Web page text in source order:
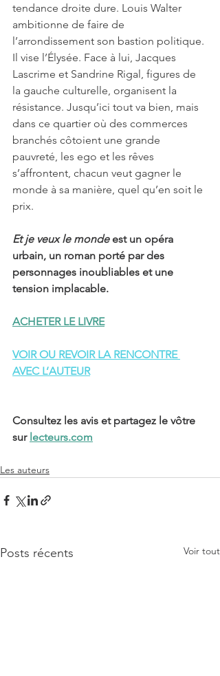
tendance droite dure. Louis Walter
ambitionne de faire de
l’arrondissement son bastion politique.
Il vise l’Élysée. Face à lui, Jacques
Lascrime et Sandrine Rigal, figures de
la gauche culturelle, organisent la
résistance. Jusqu’ici tout va bien, mais
dans ce quartier où des commerces
branchés côtoient une grande
pauvreté, les ego et les rêves
s’affrontent, chacun veut gagner le
monde à sa manière, quel qu’en soit le
prix.
Et je veux le monde est un opéra
urbain, un roman porté par des
personnages inoubliables et une
tension implacable.
ACHETER LE LIVRE
VOIR OU REVOIR LA RENCONTRE
AVEC L’AUTEUR
Consultez les avis et partagez le vôtre
sur lecteurs.com
Les auteurs
Posts récents Voir tout